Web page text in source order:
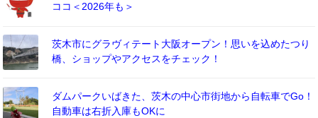
ココ＜2026年も＞
茨木市にグラヴィテート大阪オープン！思いを込めたつり
橋、ショップやアクセスをチェック！
ダムパークいばきた、茨木の中心市街地から自転車でGo！
自動車は右折入庫もOKに